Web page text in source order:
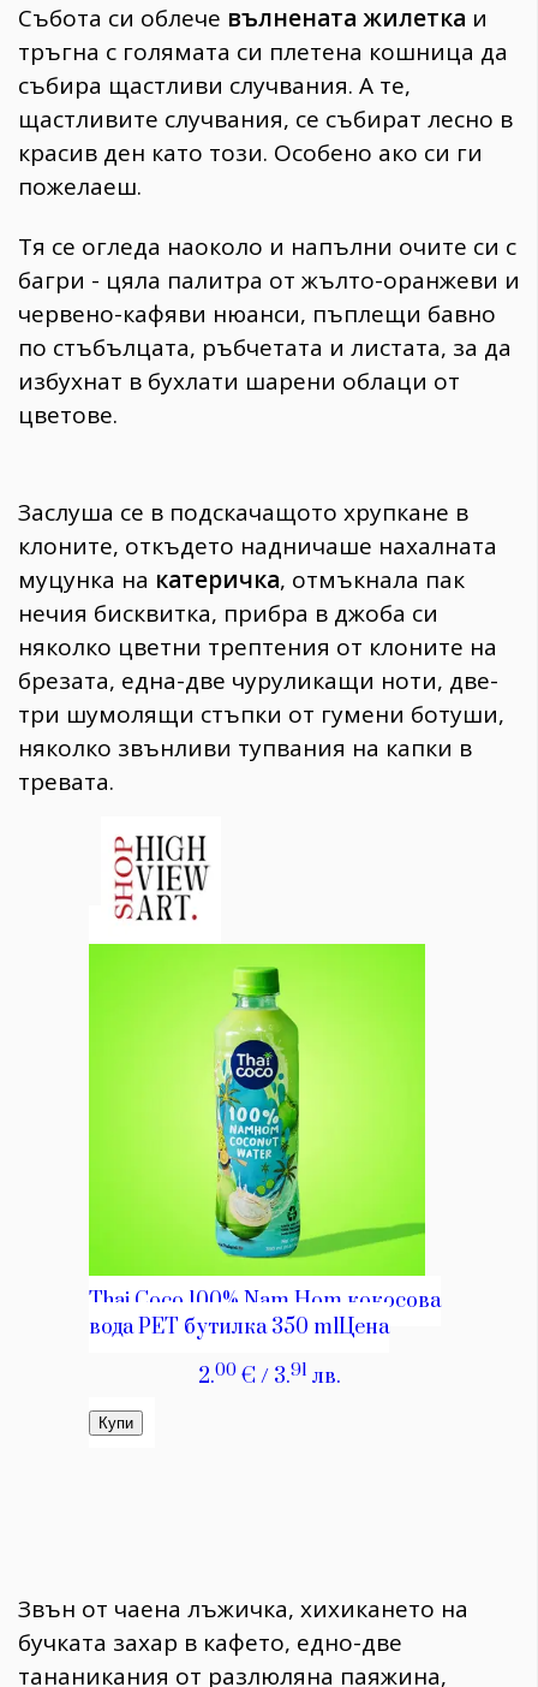
Gentlemen
382
Wellness
ПОСЛЕДВАЙТЕ
НИ
Събота си облече вълнената жилетка и
тръгна с голямата си плетена кошница да
събира щастливи случвания. А те,
щастливите случвания, се събират лесно в
красив ден като този. Особено ако си ги
пожелаеш.
Тя се огледа наоколо и напълни очите си с
багри - цяла палитра от жълто-оранжеви и
червено-кафяви нюанси, пъплещи бавно
по стъбълцата, ръбчетата и листата, за да
избухнат в бухлати шарени облаци от
цветове.
Заслуша се в подскачащото хрупкане в
клоните, откъдето надничаше нахалната
муцунка на катеричка, отмъкнала пак
нечия бисквитка, прибра в джоба си
няколко цветни трептения от клоните на
брезата, една-две чуруликащи ноти, две-
три шумолящи стъпки от гумени ботуши,
няколко звънливи тупвания на капки в
тревата.
Звън от чаена лъжичка, хихикането на
бучката захар в кафето, едно-две
тананикания от разлюляна паяжина,